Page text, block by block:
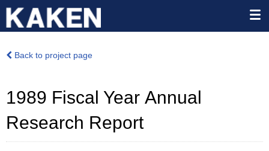
Back to project page
1989 Fiscal Year Annual
Research Report